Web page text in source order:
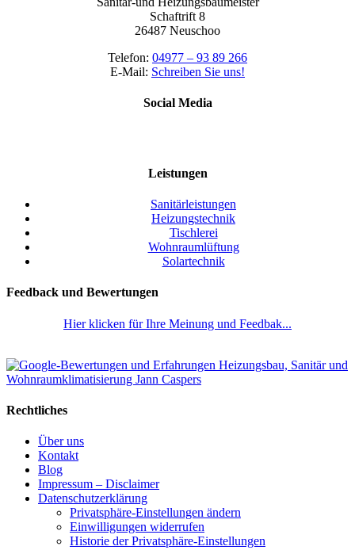
Schaftrift 8
26487 Neuschoo
Telefon: 04977 – 93 89 266
E-Mail: Schreiben Sie uns!
Social Media
Leistungen
Sanitärleistungen
Heizungstechnik
Tischlerei
Wohnraumlüftung
Solartechnik
Feedback und Bewertungen
Hier klicken für Ihre Meinung und Feedbak...
Rechtliches
Über uns
Kontakt
Blog
Impressum – Disclaimer
Datenschutzerklärung
Privatsphäre-Einstellungen ändern
Einwilligungen widerrufen
Historie der Privatsphäre-Einstellungen